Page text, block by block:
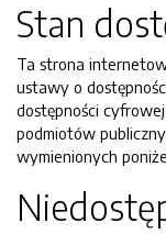
Stan
Ta strona
ustawy o
dostępności
podmiotów
wymienionych